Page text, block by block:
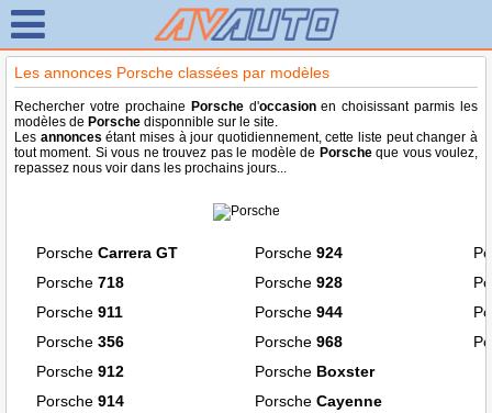
Les annonces Porsche classées par modèles
Rechercher votre prochaine Porsched'occasionen choisissant parmis les
modèles de Porsche disponnible sur le site.
Les annonces étant mises à jour quotidiennement, cette liste peut changer à
tout moment. Si vous ne trouvez pas le modèle de Porscheque vous voulez,
repassez nous voir dans les prochains jours...
Porsche Carrera GT Porsche 924
Porsche 718 Porsche 928
Porsche 911 Porsche 944
Porsche 356 Porsche 968
Porsche 912 Porsche Boxster
Porsche 914 Porsche Cayenne